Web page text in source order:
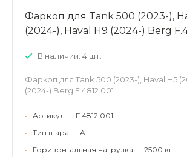
Фаркоп для Tank 500 (2023-),
(2024-), Haval H9 (2024-) Berg
В наличии: 4 шт.
Фаркоп для Tank 500 (2023-), Haval H5
(2024-) Berg F.4812.001
•
Артикул — F.4812.001
•
Тип шара — A
•
Горизонтальная нагрузка — 2500 кг